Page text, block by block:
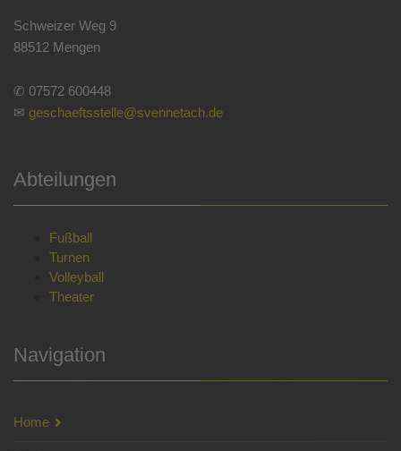
Schweizer Weg 9
88512 Mengen
✆ 07572 600448
✉ geschaeftsstelle@svennetach.de
Abteilungen
Fußball
Turnen
Volleyball
Theater
Navigation
Home